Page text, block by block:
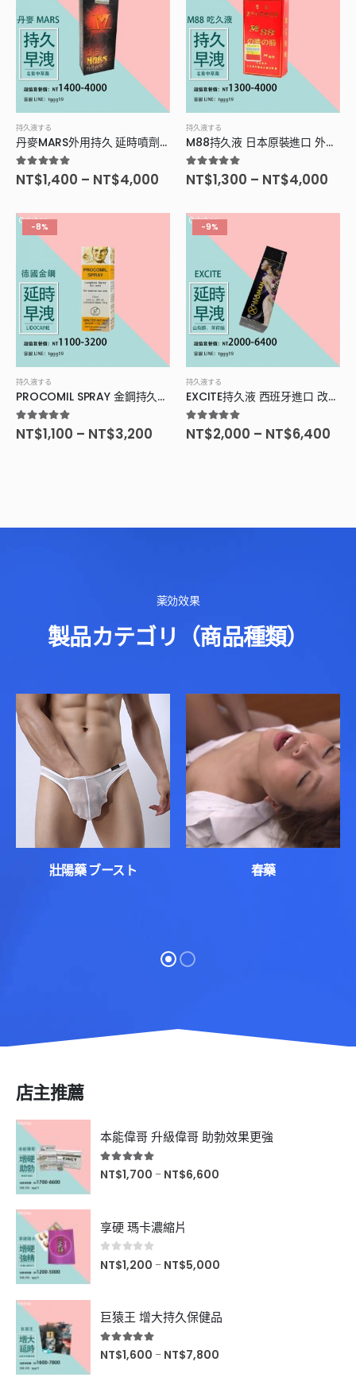
持久液する
丹麥MARS外用持久 延時噴劑早洩剋星
5.00 滿分5分
NT$1,400 – NT$4,000
持久液する
M88持久液 日本原裝進口 外用特效持久液
5.00 滿分5分
NT$1,300 – NT$4,000
-8%
持久液する
PROCOMIL SPRAY 金鋼持久液 德國原裝進口
5.00滿分5分
NT$1,100 – NT$3,200
-9%
持久液する
EXCITE持久液 西班牙進口 改善陰莖微循環
5.00滿分5分
NT$2,000 – NT$6,400
薬効效果
製品カテゴリ（商品種類）
壯陽藥 ブースト 春藥
店主推薦
本能偉哥 升級偉哥 助勃效果更強
5.00滿分5分
NT$1,700 – NT$6,600
享硬 瑪卡濃縮片
0 滿分5分
NT$1,200 – NT$5,000
巨猿王 增大持久保健品
5.00滿分5分
NT$1,600 – NT$7,800